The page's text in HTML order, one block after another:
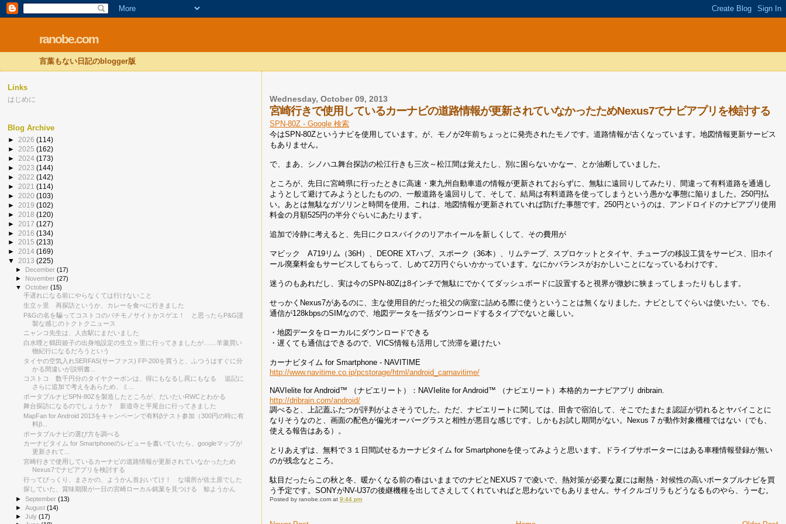
ranobe.com
言葉もない日記のblogger版
Wednesday, October 09, 2013
宮崎行きで使用しているカーナビの道路情報が更新されていなかったためNexus7でナビアプリを検討する
SPN-80Z - Google 検索
今はSPN-80Zというナビを使用しています。が、モノが2年前ちょっとに発売されたモノです。道路情報が古くなっています。地図情報更新サービス
もありません。
で、まあ、シノハユ舞台探訪の松江行きも三次～松江間は覚えたし、別に困らないかなー、とか油断していました。
ところが、先日に宮崎県に行ったときに高速・東九州自動車道の情報が更新されておらずに、無駄に遠回りしてみたり、間違って有料道路を通過し
ようとして避けてみようとしたものの、一般道路を遠回りして、そして、結局は有料道路を使ってしまうという愚かな事態に陥りました。250円払
い。あとは無駄なガソリンと時間を使用。これは、地図情報が更新されていれば防げた事態です。250円というのは、アンドロイドのナビアプリ使用
料金の月額525円の半分ぐらいにあたります。
追加で冷静に考えると、先日にクロスバイクのリアホイールを新しくして、その費用が
マビック A719リム（36H）、DEORE XTハブ、スポーク（36本）、リムテープ、スプロケットとタイヤ、チューブの移設工賃をサービス、旧ホイ
ール廃棄料金もサービスしてもらって、しめて2万円ぐらいかかっています。なにかバランスがおかしいことになっているわけです。
迷うのもあれだし、実は今のSPN-80Zは8インチで無駄にでかくてダッシュボードに設置すると視界が微妙に狭まってしまったりもします。
せっかくNexus7があるのに、主な使用目的だった祖父の病室に詰める際に使うということは無くなりました。ナビとしてぐらいは使いたい。でも、
通信が128kbpsのSIMなので、地図データを一括ダウンロードするタイプでないと厳しい。
・地図データをローカルにダウンロードできる
・遅くても通信はできるので、VICS情報も活用して渋滞を避けたい
カーナビタイム for Smartphone - NAVITIME
http://www.navitime.co.jp/pcstorage/html/android_carnavitime/
NAVIelite for Android™ （ナビエリート）：NAVIelite for Android™ （ナビエリート）本格的カーナビアプリ dribrain.
http://dribrain.com/android/
調べると、上記蓋ふたつが評判がよさそうでした。ただ、ナビエリートに関しては、田舎で宿泊して、そこでたまたま認証が切れるとヤバイことに
なりそうなのと、画面の配色が偏光オーバーグラスと相性が悪目な感じです。しかもお試し期間がない。Nexus 7 が動作対象機種ではない（でも、
使える報告はある）。
とりあえずは、無料で３１日間試せるカーナビタイム for Smartphoneを使ってみようと思います。ドライブサポーターにはある車種情報登録が無い
のが残念なところ。
駄目だったらこの秋と冬、暖かくなる前の春はいままでのナビとNEXUS７で凌いで、熱対策が必要な夏には耐熱・対候性の高いポータブルナビを買
う予定です。SONYがNV-U37の後継機種を出してさえしてくれていればと思わないでもありません。サイクルゴリラもどうなるものやら、うーむ。
Posted byranobe.com at9:44 pm
Links
はじめに
Blog Archive
► 2026 (114)
► 2025 (162)
► 2024 (173)
► 2023 (144)
► 2022 (142)
► 2021 (114)
► 2020 (103)
► 2019 (102)
► 2018 (120)
► 2017 (127)
► 2016 (134)
► 2015 (213)
► 2014 (169)
▼ 2013 (225)
► December(17)
► November(27)
▼October(15)
手遅れになる前にやらなくては行けないこと
生立ヶ里 再探訪というか、カレーを食べに行きました
P&Gの名を騙ってコストコのパチモノサイトかスゲエ！ と思ったらP&G謹
製な感じのトクトクニュース
ニャンコ先生は、人吉駅にまだいました
白水哩と鶴田姫子の出身地設定の生立ヶ里に行ってきましたが……羊羹買い
物紀行になるだろうという
タイヤの空気入れSERFAS(サーファス) FP-200を買うと、ふつうはすぐに分
かる間違いが説明書...
コストコ 数千円分のタイヤクーポンは、得にもなるし罠にもなる 追記に
さらに追加で考えをあらため、ミ...
ポータブルナビSPN-80Zを製造したところが、だいたいRWCとわかる
舞台探訪になるのでしょうか？ 新道寺と平尾台に行ってきました
MapFan for Android 2013をキャンペーンで有料βテスト参加（300円の時に有
料β...
ポータブルナビの選び方を調べる
カーナビタイム for Smartphoneのレビューを書いていたら、googleマップが
更新されて...
宮崎行きで使用しているカーナビの道路情報が更新されていなかったため
Nexus7でナビアプリを検討する
行ってびっくり、まさかの、ようかん首おいてけ！ な場所が佐土原でした
探していた、賞味期限が一日の宮崎ローカル銘菓を見つける 鯨ようかん
►September(13)
►August(14)
►July(17)